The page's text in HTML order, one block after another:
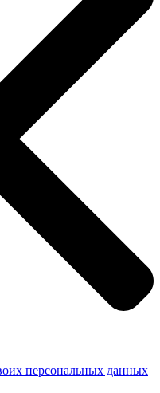
персональных данных